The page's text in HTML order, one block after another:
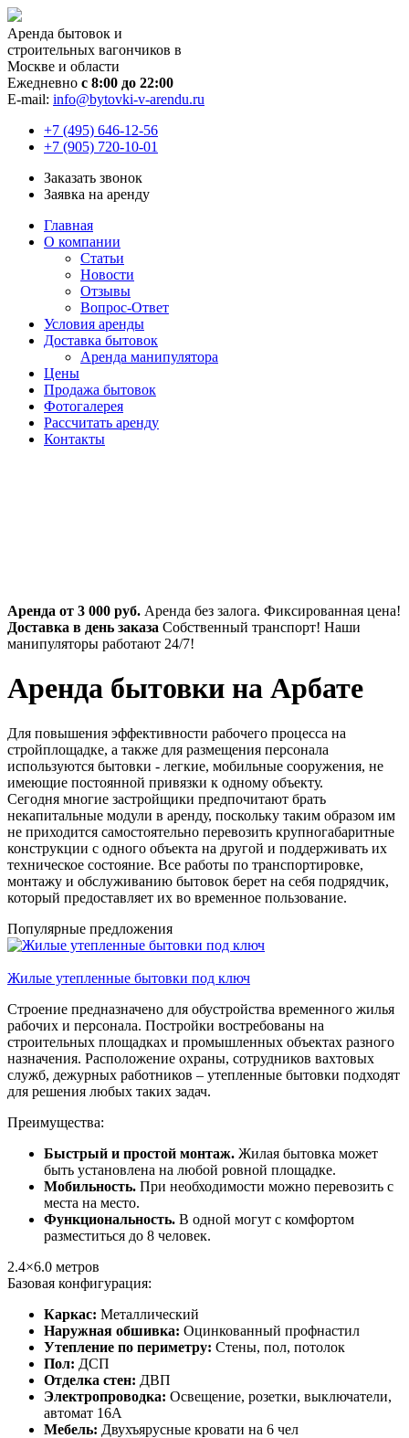
Аренда бытовок и
строительных вагончиков в
Москве и области
Ежедневно с 8:00 до 22:00
E-mail: info@bytovki-v-arendu.ru
+7 (495) 646-12-56
+7 (905) 720-10-01
Заказать звонок
Заявка на аренду
Главная
О компании
Статьи
Новости
Отзывы
Вопрос-Ответ
Условия аренды
Доставка бытовок
Аренда манипулятора
Цены
Продажа бытовок
Фотогалерея
Рассчитать аренду
Контакты
Аренда от 3 000 руб. Аренда без залога. Фиксированная цена!
Доставка в день заказа Собственный транспорт! Наши
манипуляторы работают 24/7!
Аренда бытовки на Арбате
Для повышения эффективности рабочего процесса на
стройплощадке, а также для размещения персонала
используются бытовки - легкие, мобильные сооружения, не
имеющие постоянной привязки к одному объекту.
Сегодня многие застройщики предпочитают брать
некапитальные модули в аренду, поскольку таким образом им
не приходится самостоятельно перевозить крупногабаритные
конструкции с одного объекта на другой и поддерживать их
техническое состояние. Все работы по транспортировке,
монтажу и обслуживанию бытовок берет на себя подрядчик,
который предоставляет их во временное пользование.
Популярные предложения
Жилые утепленные бытовки под ключ
Строение предназначено для обустройства временного жилья
рабочих и персонала. Постройки востребованы на
строительных площадках и промышленных объектах разного
назначения. Расположение охраны, сотрудников вахтовых
служб, дежурных работников – утепленные бытовки подходят
для решения любых таких задач.
Преимущества:
Быстрый и простой монтаж. Жилая бытовка может
быть установлена на любой ровной площадке.
Мобильность. При необходимости можно перевозить с
места на место.
Функциональность. В одной могут с комфортом
разместиться до 8 человек.
2.4×6.0 метров
Базовая конфигурация:
Каркас: Металлический
Наружная обшивка: Оцинкованный профнастил
Утепление по периметру: Стены, пол, потолок
Пол: ДСП
Отделка стен: ДВП
Электропроводка: Освещение, розетки, выключатели,
автомат 16А
Мебель: Двухъярусные кровати на 6 чел